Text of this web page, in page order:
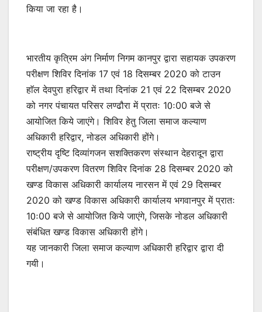
किया जा रहा है।
भारतीय कृत्रिम अंग निर्माण निगम कानपुर द्वारा सहायक उपकरण
परीक्षण शिविर दिनांक 17 एवं 18 दिसम्बर 2020 को टाउन
हाॅल देवपुरा हरिद्वार में तथा दिनांक 21 एवं 22 दिसम्बर 2020
को नगर पंचायत परिसर लण्ढौरा में प्रातः 10ः00 बजे से
आयोजित किये जाएंगे। शिविर हेतु जिला समाज कल्याण
अधिकारी हरिद्वार, नोडल अधिकारी होंगे।
राष्ट्रीय दृष्टि दिव्यांगजन सशक्तिकरण संस्थान देहरादून द्वारा
परीक्षण/उपकरण वितरण शिविर दिनांक 28 दिसम्बर 2020 को
खण्ड विकास अधिकारी कार्यालय नारसन में एवं 29 दिसम्बर
2020 को खण्ड विकास अधिकारी कार्यालय भगवानपुर में प्रातः
10ः00 बजे से आयोजित किये जाएंगे, जिसके नोडल अधिकारी
संबंधित खण्ड विकास अधिकारी होंगे।
यह जानकारी जिला समाज कल्याण अधिकारी हरिद्वार द्वारा दी
गयी।